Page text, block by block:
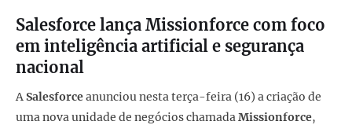
Salesforce lança Missionforce com foco
em inteligência artificial e segurança
nacional
ASalesforceanunciou nesta terça-feira (16) a criação de
uma nova unidade de negócios chamadaMissionforce,